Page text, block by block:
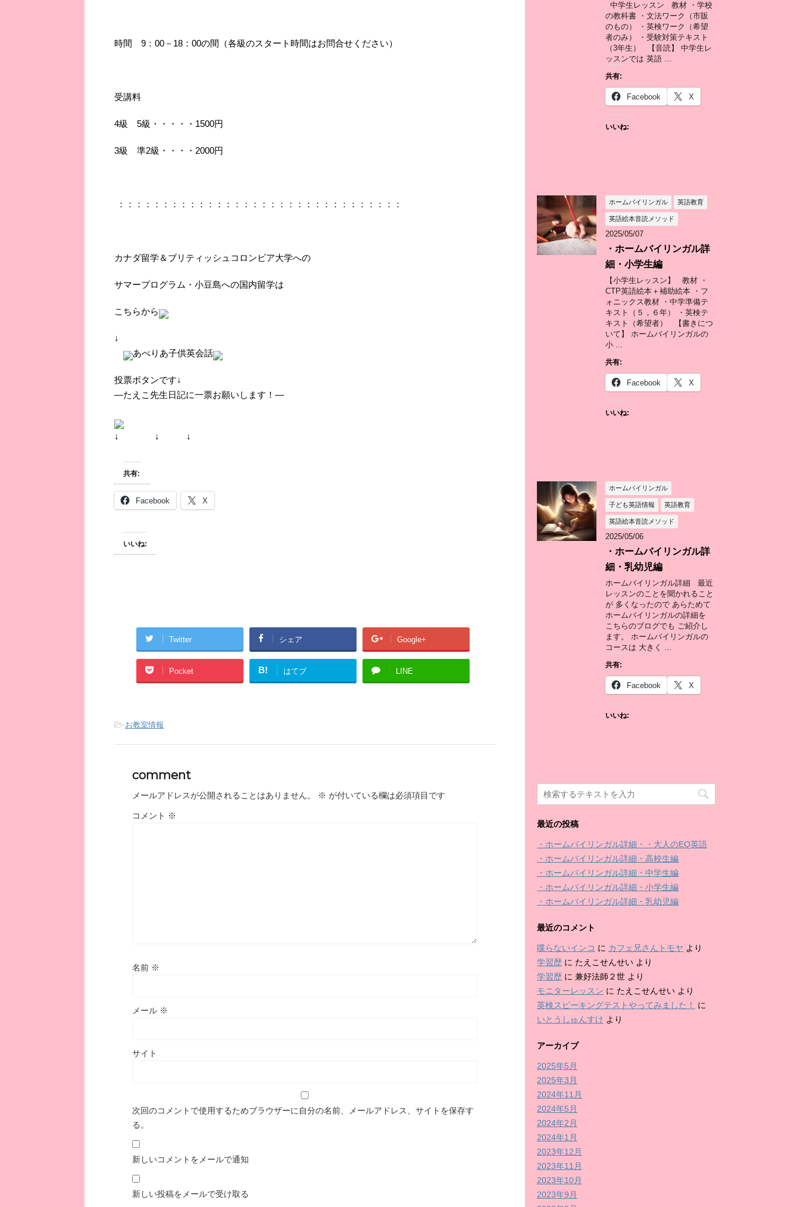
時間 9：00－18：00の間（各級のスタート時間はお問合せください）
受講料
4級 5級・・・・・1500円
3級 準2級・・・・2000円
：：：：：：：：：：：：：：：：：：：：：：：：：：：：：：：：
カナダ留学＆ブリティッシュコロンビア大学への
サマープログラム・小豆島への国内留学は
こちらから
↓
あべりあ子供英会話
投票ボタンです↓
―たえこ先生日記に一票お願いします！―
↓ ↓ ↓
共有:
Facebook X
いいね:
Twitter シェア Google+
Pocket B! はてブ LINE
-お教室情報
comment
メールアドレスが公開されることはありません。 ※ が付いている欄は必須項目です
コメント ※
名前 ※
メール ※
サイト
次回のコメントで使用するためブラウザーに自分の名前、メールアドレス、サイトを保存す
る。
新しいコメントをメールで通知
新しい投稿をメールで受け取る
中学生レッスン 教材 ・学校
の教科書 ・文法ワーク（市販
のもの） ・英検ワーク（希望
者のみ） ・受験対策テキスト
（3年生） 【音読】 中学生レ
ッスンでは 英語 ...
共有:
Facebook X
いいね:
ホームバイリンガル 英語教育
英語絵本音読メソッド
2025/05/07
・ホームバイリンガル詳
細・小学生編
【小学生レッスン】 教材 ・
CTP英語絵本＋補助絵本 ・フ
ォニックス教材 ・中学準備テ
キスト（５，６年） ・英検テ
キスト（希望者） 【書きにつ
いて】 ホームバイリンガルの
小 ...
共有:
Facebook X
いいね:
ホームバイリンガル
子ども英語情報 英語教育
英語絵本音読メソッド
2025/05/06
・ホームバイリンガル詳
細・乳幼児編
ホームバイリンガル詳細 最近
レッスンのことを聞かれること
が 多くなったので あらためて
ホームバイリンガルの詳細を
こちらのブログでも ご紹介し
ます。 ホームバイリンガルの
コースは 大きく ...
共有:
Facebook X
いいね:
最近の投稿
・ホームバイリンガル詳細・・大人のEQ英語
・ホームバイリンガル詳細・高校生編
・ホームバイリンガル詳細・中学生編
・ホームバイリンガル詳細・小学生編
・ホームバイリンガル詳細・乳幼児編
最近のコメント
喋らないインコ に カフェ兄さんトモヤ より
学習歴 に たえこせんせい より
学習歴 に 兼好法師２世 より
モニターレッスン に たえこせんせい より
英検スピーキングテストやってみました！
に
いとうしゅんすけ より
アーカイブ
2025年5月
2025年3月
2024年11月
2024年5月
2024年2月
2024年1月
2023年12月
2023年11月
2023年10月
2023年9月